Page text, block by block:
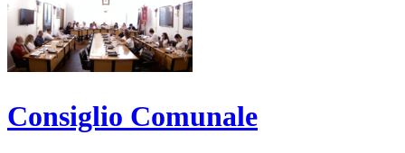
Consiglio Comunale